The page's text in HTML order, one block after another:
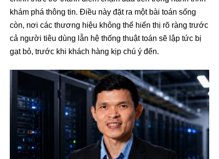
khám phá thông tin. Điều này đặt ra một bài toán sống
còn, nơi các thương hiệu không thể hiển thị rõ ràng trước
cả người tiêu dùng lẫn hệ thống thuật toán sẽ lập tức bị
gạt bỏ, trước khi khách hàng kịp chú ý đến.